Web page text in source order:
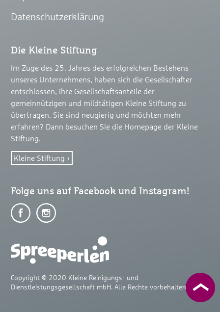
Datenschutzerklärung
Die Kleine Stiftung
Im Zuge des 25. Jahres des erfolgreichen Bestehens
unseres Unternehmens, haben sich die Gesellschafter
entschlossen, ihre Gesellschaftsanteile der
gemeinnützigen und mildtätigen Kleine Stiftung zu
übertragen. Sie sind neugierig und möchten mehr
erfahren? Dann besuchen Sie die Homepage der Kleine
Stiftung.
Kleine Stiftung
Folge uns auf Facebook und Instagram!
Auf
Facebook
Copyright © 2020 Kleine Reinigungs- und
Dienstleistungsgesellschaft mbH. Alle Rechte vorbehalten.